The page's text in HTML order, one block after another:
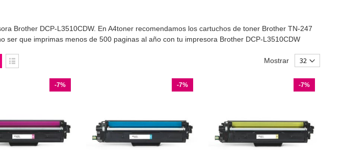
Brother DCP-L3510CDW. En A4toner recomendamos los cartuchos de toner Brother TN-247
ser que imprimas menos de 500 paginas al año con tu impresora Brother DCP-L3510CDW
Ver
como
Mostrar
-7% -7% -7%